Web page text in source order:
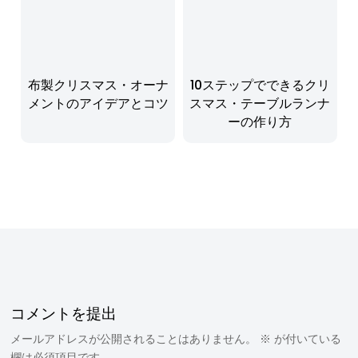
布製クリスマス・オーナ
メントのアイデアとコツ
10ステップでできるクリ
スマス・テーブルランナ
ーの作り方
コメントを提出
メールアドレスが公開されることはありません。 ※ が付いている